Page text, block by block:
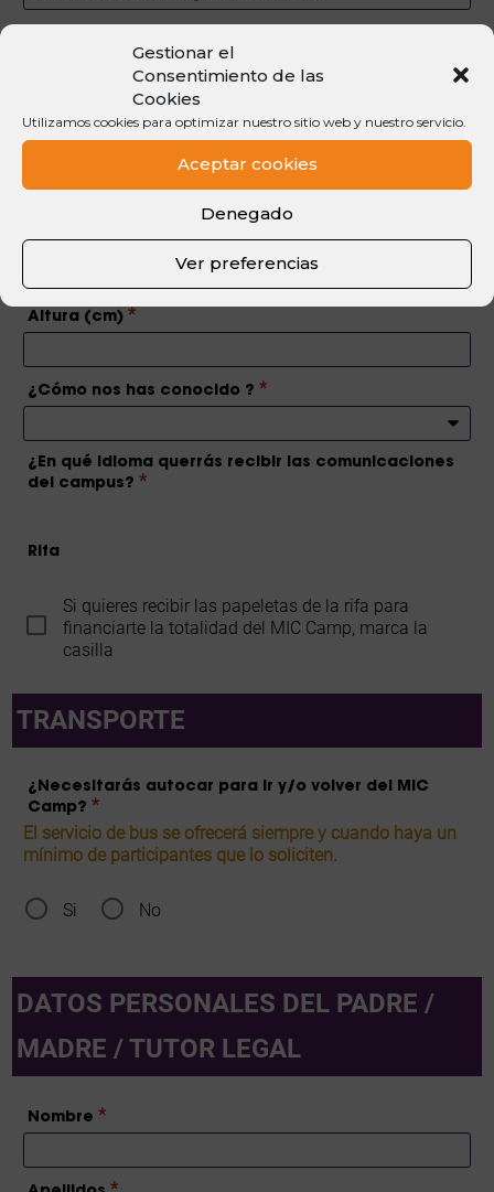
Gestionar el
Consentimiento de las
Cookies
Utilizamos cookies para optimizar nuestro sitio web y nuestro servicio.
Aceptar cookies
Denegado
Ver preferencias